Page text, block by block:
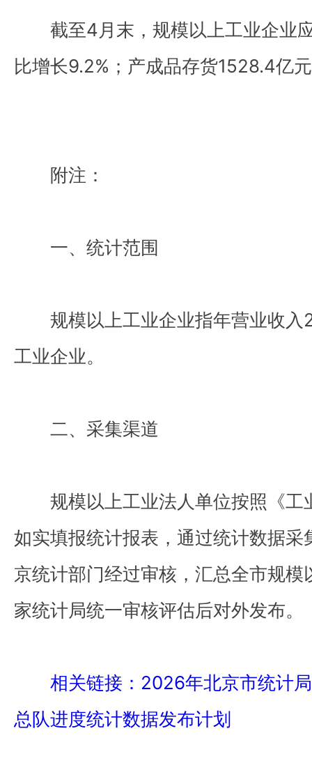
截至4月末，规模以上工业企业
比增长9.2%；产成品存货1528.4亿
附注：
一、统计范围
规模以上工业企业指年营业收
工业企业。
二、采集渠道
规模以上工业法人单位按照《
如实填报统计报表，通过统计数据
京统计部门经过审核，汇总全市规
家统计局统一审核评估后对外发布。
相关链接：2026年北京市统计
总队进度统计数据发布计划